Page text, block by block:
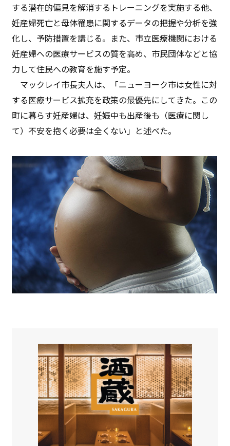
する潜在的偏見を解消するトレーニングを実施する他、
妊産婦死亡と母体罹患に関するデータの把握や分析を強
化し、予防措置を講じる。また、市立医療機関における
妊産婦への医療サービスの質を高め、市民団体などと協
力して住民への教育を施す予定。
マックレイ市長夫人は、「ニューヨーク市は女性に対
する医療サービス拡充を政策の最優先にしてきた。この
町に暮らす妊産婦は、妊娠中も出産後も（医療に関し
て）不安を抱く必要は全くない」と述べた。